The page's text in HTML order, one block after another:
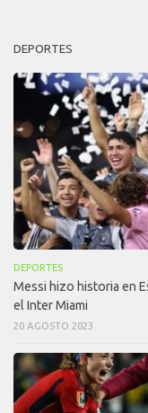
DEPORTES
DEPORTES
Messi hizo historia en
el Inter Miami
20 AGOSTO 2023